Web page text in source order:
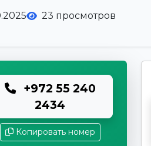
23 просмотров
+972 55 240
2434
Копировать номер